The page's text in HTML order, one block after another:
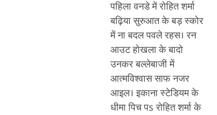
पहिला वनडे में रोहित शर्मा
बढ़िया सुरुआत के बड़ स्कोर
में ना बदल पवले रहस। रन
आउट होखला के बादो
उनकर बल्लेबाजी में
आत्मविश्वास साफ नजर
आइल। इकाना स्टेडियम के
धीमा पिच पs रोहित शर्मा के